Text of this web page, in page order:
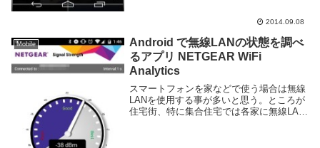
2014.09.08
Mobile
Android で無線LANの状態を調べ
るアプリ NETGEAR WiFi
Analytics
スマートフォンを家などで使う場合は無線
LANを使用する事が多いと思う。ところが
住宅街、特に集合住宅では各家に無線LAN